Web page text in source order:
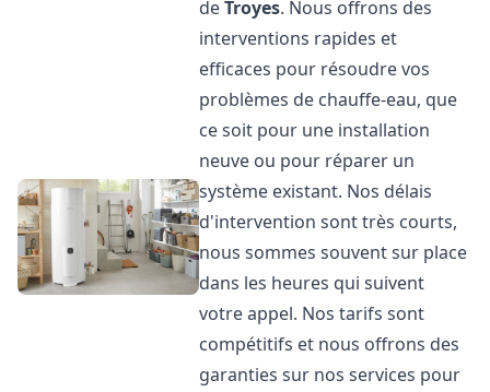
deTroyes. Nous offrons des
interventions rapides et
efficaces pour résoudre vos
problèmes de chauffe-eau, que
ce soit pour une installation
neuve ou pour réparer un
système existant. Nos délais
d'intervention sont très courts,
nous sommes souvent sur place
dans les heures qui suivent
votre appel. Nos tarifs sont
compétitifs et nous offrons des
garanties sur nos services pour